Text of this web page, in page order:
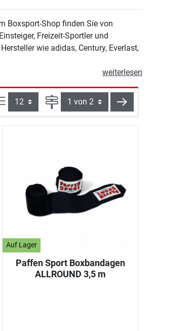
Boxsport-Shop finden Sie von
Freizeit-Sportler und
wie adidas, Century, Everlast,
weiterlesen
Artikel pro Seite: Seite weiter
Auf Lager
Paffen Sport Boxbandagen
ALLROUND 3,5 m